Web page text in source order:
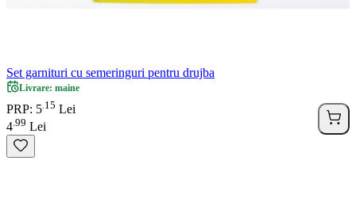
Set garnituri cu semeringuri pentru drujba
Livrare: maine
PRP: 5 15 Lei
4 99 Lei